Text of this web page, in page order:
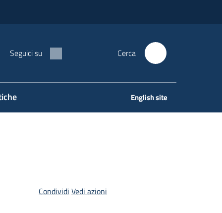
Seguici su Cerca
English site
Condividi Vedi azioni